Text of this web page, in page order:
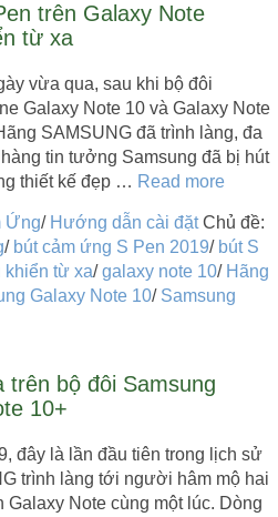
trên Galaxy Note
từ xa
vừa qua, sau khi bộ đôi
Galaxy Note 10 và Galaxy Note
SAMSUNG đã trình làng, đa
tin tưởng Samsung đã bị hút
thiết kế đẹp … Read more
Ứng/ Hướng dẫn cài đặt Chủ đề:
/ bút cảm ứng S Pen 2019/ bút S
khiển từ xa/galaxy note 10/ Hãng
Galaxy Note 10/ Samsung
bộ đôi Samsung
10+
đây là lần đầu tiên trong lịch sử
trình làng tới người hâm mộ hai
Galaxy Note cùng một lúc. Dòng